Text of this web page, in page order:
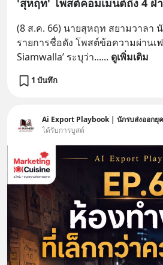
(8 ส.ค. 66) นายสุหฤท สยามวาลา
รายการชื่อดัง โพสต์ข้อความผ่านเฟ
Siamwalla’ ระบุว่า...... ดูเพิ่มเติม
1 บันทึก
Ai Export Playbook | นักรบส่งออกยุ
ได้รับการบูสต์